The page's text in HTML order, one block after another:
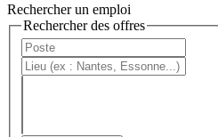
Rechercher un emploi
Rechercher des offres